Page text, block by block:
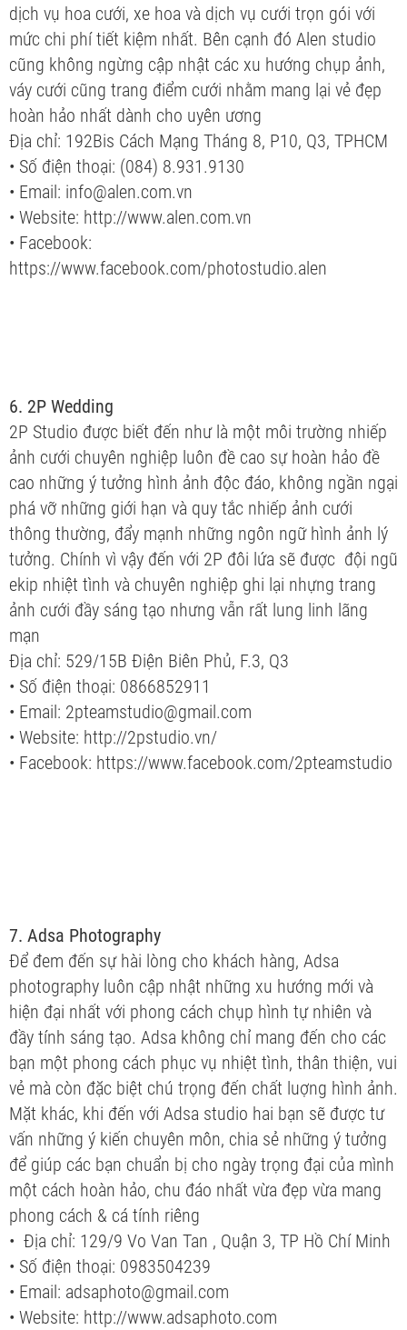
dịch vụ hoa cưới, xe hoa và dịch vụ cưới trọn gói với
mức chi phí tiết kiệm nhất. Bên cạnh đó Alen studio
cũng không ngừng cập nhật các xu hướng chụp ảnh,
váy cưới cũng trang điểm cưới nhằm mang lại vẻ đẹp
hoàn hảo nhất dành cho uyên ương
Địa chỉ: 192Bis Cách Mạng Tháng 8, P10, Q3, TPHCM
• Số điện thoại: (084) 8.931.9130
• Email: info@alen.com.vn
• Website: http://www.alen.com.vn
• Facebook:
https://www.facebook.com/photostudio.alen
6. 2P Wedding
2P Studio được biết đến như là một môi trường nhiếp
ảnh cưới chuyên nghiệp luôn đề cao sự hoàn hảo đề
cao những ý tưởng hình ảnh độc đáo, không ngần ngại
phá vỡ những giới hạn và quy tắc nhiếp ảnh cưới
thông thường, đẩy mạnh những ngôn ngữ hình ảnh lý
tưởng. Chính vì vậy đến với 2P đôi lứa sẽ được đội ngũ
ekip nhiệt tình và chuyên nghiệp ghi lại nhựng trang
ảnh cưới đầy sáng tạo nhưng vẫn rất lung linh lãng
mạn
Địa chỉ: 529/15B Điện Biên Phủ, F.3, Q3
• Số điện thoại: 0866852911
• Email: 2pteamstudio@gmail.com
• Website: http://2pstudio.vn/
• Facebook: https://www.facebook.com/2pteamstudio
7. Adsa Photography
Để đem đến sự hài lòng cho khách hàng, Adsa
photography luôn cập nhật những xu hướng mới và
hiện đại nhất với phong cách chụp hình tự nhiên và
đầy tính sáng tạo. Adsa không chỉ mang đến cho các
bạn một phong cách phục vụ nhiệt tình, thân thiện, vui
vẻ mà còn đặc biệt chú trọng đến chất luợng hình ảnh.
Mặt khác, khi đến với Adsa studio hai bạn sẽ được tư
vấn những ý kiến chuyên môn, chia sẻ những ý tưởng
để giúp các bạn chuẩn bị cho ngày trọng đại của mình
một cách hoàn hảo, chu đáo nhất vừa đẹp vừa mang
phong cách & cá tính riêng
• Địa chỉ: 129/9 Vo Van Tan , Quận 3, TP Hồ Chí Minh
• Số điện thoại: 0983504239
• Email: adsaphoto@gmail.com
• Website: http://www.adsaphoto.com